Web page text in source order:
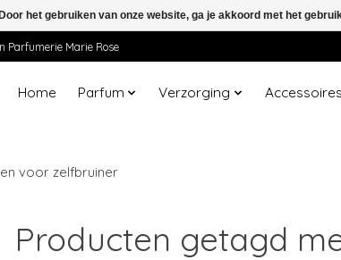
Parfumerie Marie Rose
Home Parfum Verzorging Accessoires
voor zelfbruiner
Producten getagd
Door het gebruiken van onze website, ga je akkoord met het